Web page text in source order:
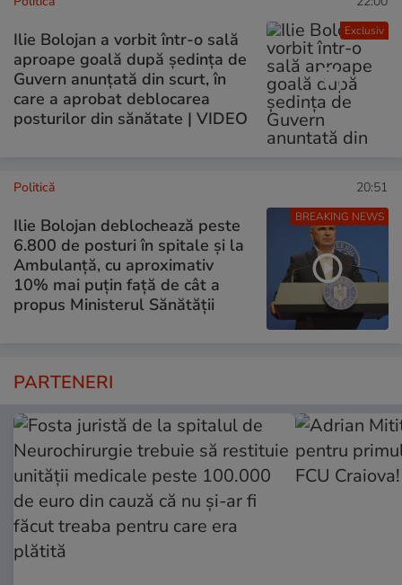
Exclusiv
Ilie Bolojan a vorbit într-o sală
aproape goală după ședința de
Guvern anunțată din scurt, în
care a aprobat deblocarea
posturilor din sănătate | VIDEO
BREAKING NEWS
Politică 20:51
Ilie Bolojan deblochează peste
6.800 de posturi în spitale și la
Ambulanță, cu aproximativ
10% mai puțin față de cât a
propus Ministerul Sănătății
PARTENERI